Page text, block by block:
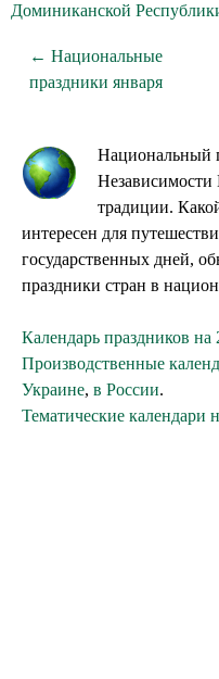
Доминиканской
← Национальные
праздники января
Национальный
Независимости
традиции.
интересен для
государственных дней,
праздники стран в
Календарь праздников
Производственные
Украине, в России.
Тематические календари